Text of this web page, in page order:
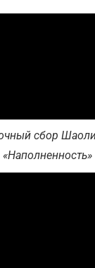
сбор
«Наполненность»